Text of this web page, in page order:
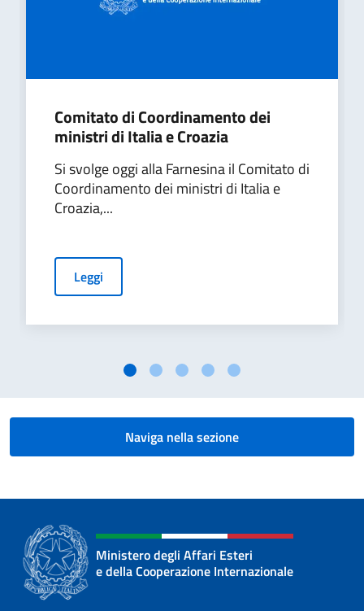
Comitato di Coordinamento dei
ministri di Italia e Croazia
Si svolge oggi alla Farnesina il Comitato di
Coordinamento dei ministri di Italia e
Croazia,...
Leggi
Naviga nella sezione
Ministero degli Affari Esteri
e della Cooperazione Internazionale